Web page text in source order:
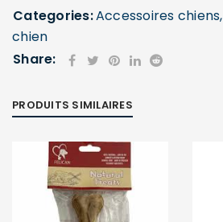
CONNECTER
ou e-mail
Categories:Accessoires chiens,
chien
Share:
PRODUITS SIMILAIRES